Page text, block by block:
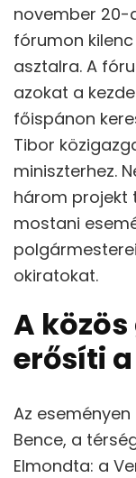
november 20-
fórumon
asztalra. A
azokat a
főispánon
Tibor
miniszterhez.
három projekt
mostani
okiratokat.
A
erősíti
Az
Bence, a
Elmondta: a